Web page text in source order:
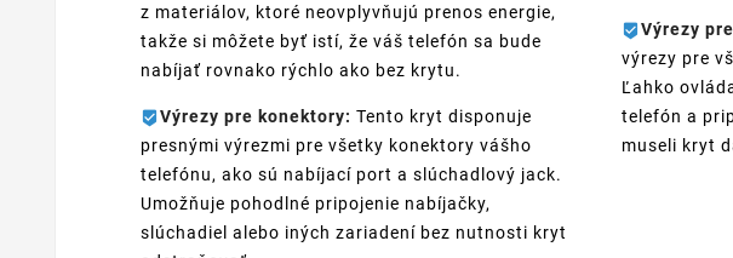
z materiálov, ktoré neovplyvňujú prenos energie,
takže si môžete byť istí, že váš telefón sa bude
nabíjať rovnako rýchlo ako bez krytu.
Výrezy pre konektory: Tento kryt disponuje
presnými výrezmi pre všetky konektory vášho
telefónu, ako sú nabíjací port a slúchadlový jack.
Umožňuje pohodlné pripojenie nabíjačky,
slúchadiel alebo iných zariadení bez nutnosti kryt
Výrezy
výrezy pre
Ľahko
telefón a
museli kryt